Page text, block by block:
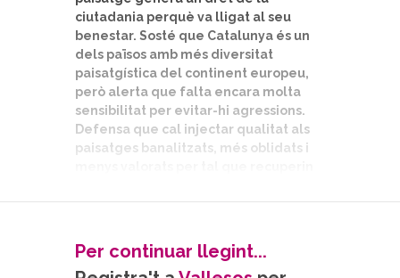
ciutadania perquè va lligat al seu
benestar. Sosté que Catalunya és un
dels països amb més diversitat
paisatgística del continent europeu,
però alerta que falta encara molta
sensibilitat per evitar-hi agressions.
Defensa que cal injectar qualitat als
paisatges banalitzats, més oblidats i
La paraula paisatge és molt àmplia.
Per continuar llegint...